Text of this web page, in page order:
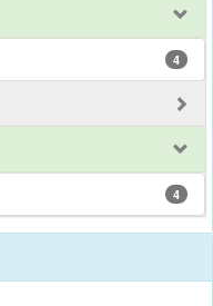
4
4